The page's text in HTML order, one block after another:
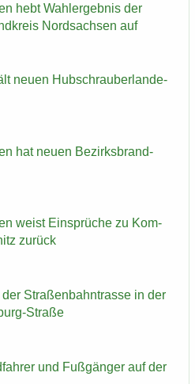
hebt Wahl­er­geb­nis der
Nord­sach­sen auf
neuen Hub­schrau­ber­lan­de­
hat neuen Be­zirks­brand­
weist Ein­sprü­che zu Kom­
zu­rück
Stra­ßen­bahn­tras­se in der
Straße
und Fuß­gän­ger auf der